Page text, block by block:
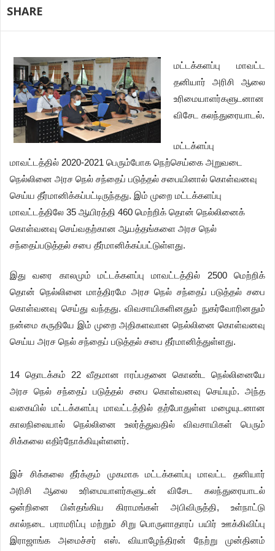
SHARE
மட்டக்களப்பு மாவட்ட
தனியார் அரிசி ஆலை
உரிமையாளர்களுடனான
விசேட கலந்துரையாடல்.
மட்டக்ளப்பு
மாவட்டத்தில் 2020-2021 பெரும்போக நெற்செய்கை அறுவடை
நெல்லினை அரச நெல் சந்தைப் படுத்தல் சபையினால் கொள்வனவு
செய்ய தீர்மானிக்கப்பட்டிருந்தது. இம் முறை மட்டக்களப்பு
மாவட்டத்திலே 35 ஆயிரத்தி 460 மெற்றிக் தொன் நெல்லினைக்
கொள்வனவு செய்வதற்கான ஆயத்தங்களை அரச நெல்
சந்தைப்படுத்தல் சபை தீர்மானிக்கப்பட்டுள்ளது.
இது வரை காலமும் மட்டக்களப்பு மாவட்டத்தில் 2500 மெற்றிக்
தொன் நெல்லினை மாத்திரமே அரச நெல் சந்தைப் படுத்தல் சபை
கொள்வனவு செய்து வந்தது. விவசாயிகளினதும் நுகர்வோரினதும்
நன்மை கருதியே இம் முறை அதிகளவான நெல்லினை கொள்வனவு
செய்ய அரச நெல் சந்தைப் படுத்தல் சபை தீர்மானித்துள்ளது.
14 தொடக்கம் 22 வீதமான ஈரப்பதனை கொண்ட நெல்லினையே
அரச நெல் சந்தைப் படுத்தல் சபை கொள்வனவு செய்யும். அந்த
வகையில் மட்டக்களப்பு மாவட்டத்தில் தற்போதுள்ள மழையுடனான
காலநிலையால் நெல்லினை உலர்த்துவதில் விவசாயிகள் பெரும்
சிக்கலை எதிர்நோக்கியுள்ளனர்.
இச் சிக்கலை தீர்க்கும் முகமாக மட்டக்களப்பு மாவட்ட தனியார்
அரிசி ஆலை உரிமையாளர்களுடன் விசேட கலந்துரையாடல்
ஒன்றினை பின்தங்கிய கிராமங்கள் அபிவிருத்தி, உள்நாட்டு
கால்நடை பராமரிப்பு மற்றும் சிறு பொருளாதாரப் பயிர் ஊக்கிவிப்பு
இராஜாங்க அமைச்சர் எஸ். வியாழேந்திரன் நேற்று முன்தினம்